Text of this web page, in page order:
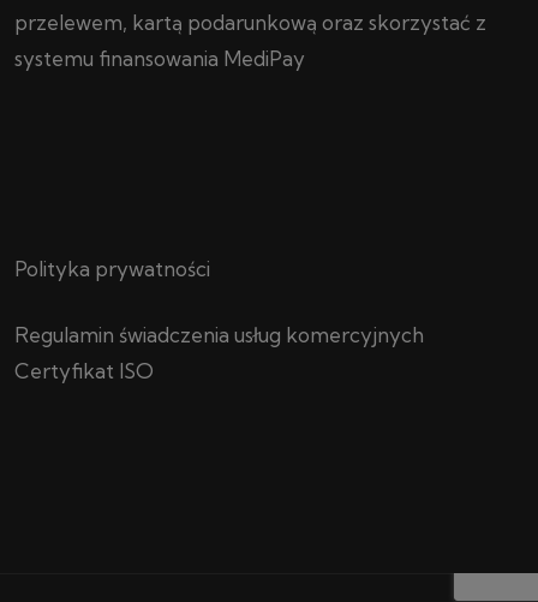
przelewem, kartą podarunkową oraz skorzystać z
systemu finansowania MediPay
Polityka prywatności
Regulamin świadczenia usług komercyjnych
Certyfikat ISO